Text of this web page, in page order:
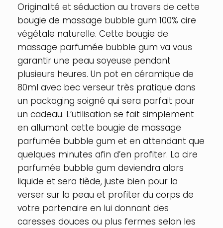
Originalité et séduction au travers de cette
bougie de massage bubble gum 100% cire
végétale naturelle. Cette bougie de
massage parfumée bubble gum va vous
garantir une peau soyeuse pendant
plusieurs heures. Un pot en céramique de
80ml avec bec verseur très pratique dans
un packaging soigné qui sera parfait pour
un cadeau. L’utilisation se fait simplement
en allumant cette bougie de massage
parfumée bubble gum et en attendant que
quelques minutes afin d’en profiter. La cire
parfumée bubble gum deviendra alors
liquide et sera tiède, juste bien pour la
verser sur la peau et profiter du corps de
votre partenaire en lui donnant des
caresses douces ou plus fermes selon les